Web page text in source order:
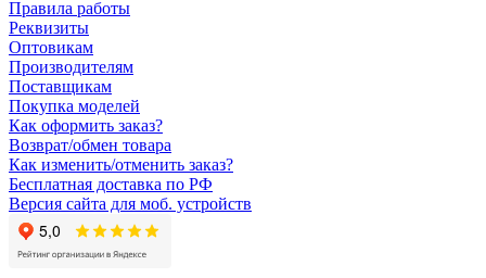
Правила работы
Реквизиты
Оптовикам
Производителям
Поставщикам
Покупка моделей
Как оформить заказ?
Возврат/обмен товара
Как изменить/отменить заказ?
Бесплатная доставка по РФ
Версия сайта для моб. устройств